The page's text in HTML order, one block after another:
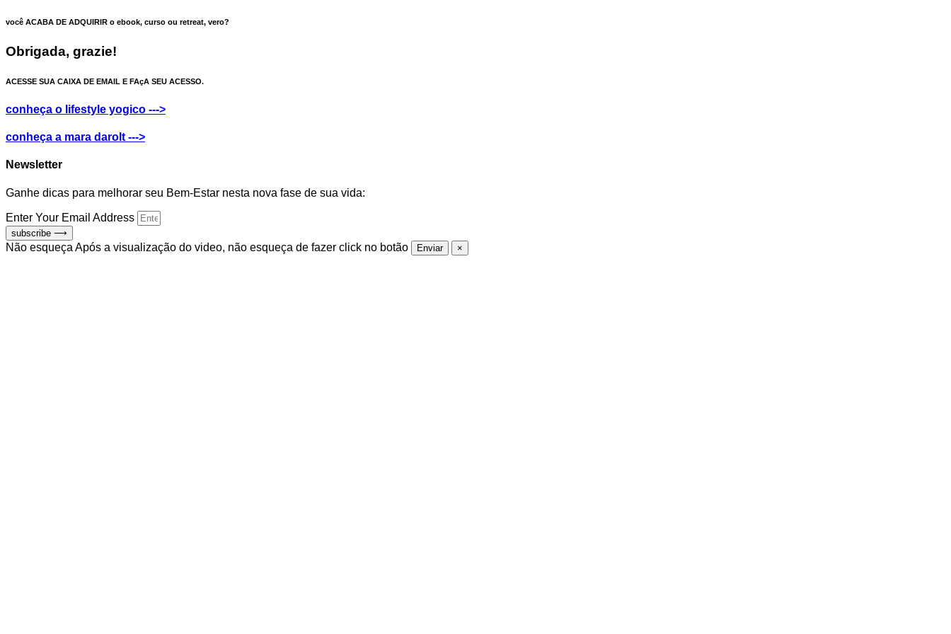
você ACABA DE ADQUIRIR o ebook, curso ou retreat, vero?
Obrigada, grazie!
ACESSE SUA CAIXA DE EMAIL E FAçA SEU ACESSO.
conheça o lifestyle yogico --->
conheça a mara darolt --->
Newsletter
Ganhe dicas para melhorar seu Bem-Estar nesta nova fase de sua vida:
Enter Your Email Address
subscribe ⟶
Não esqueça Após a visualização do video, não esqueça de fazer click no botão Enviar ×